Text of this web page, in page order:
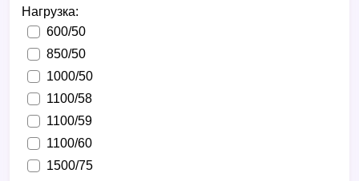
Нагрузка:
600/50
850/50
1000/50
1100/58
1100/59
1100/60
1500/75